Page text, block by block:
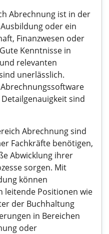
Abrechnung ist in der
oder ein
Finanzwesen oder
Kenntnisse in
relevanten
unerlässlich.
sind
Abrechnung sind
Fachkräfte benötigen,
Abwicklung ihrer
sorgen. Mit
können
leitende Positionen wie
der Buchhaltung
in Bereichen
oder